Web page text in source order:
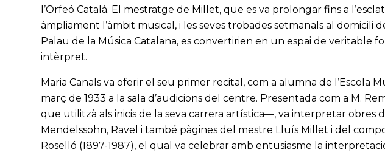
l’Orfeó Català. El mestratge de Millet, que es va prolongar fins a
àmpliament l’àmbit musical, i les seves trobades setmanals al domicili
Palau de la Música Catalana, es convertirien en un espai de veritable
intèrpret.
Maria Canals va oferir el seu primer recital, com a alumna de l’Escola
març de 1933 a la sala d’audicions del centre. Presentada com a M.
que utilitzà als inicis de la seva carrera artística—, va interpretar obres
Mendelssohn, Ravel i també pàgines del mestre Lluís Millet i del
Roselló (1897-1987), el qual va celebrar amb entusiasme la